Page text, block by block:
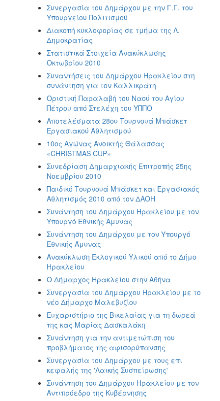
Συνεργασία του Δημάρχου με την Γ.Γ. του
Υπουργείου Πολιτισμού
Διακοπή κυκλοφορίας σε τμήμα της Λ.
Δημοκρατίας
Στατιστικά Στοιχεία Ανακύκλωσης
Οκτωβρίου 2010
Συναντήσεις του Δημάρχου Ηρακλείου στη
συνάντηση για τον Καλλικράτη
Οριστική Παραλαβή του Ναού του Αγίου
Πέτρου από Στελέχη του ΥΠΠΟ
Αποτελέσματα 28ου Τουρνουά Μπάσκετ
Εργασιακού Αθλητισμού
10ος Αγώνας Ανοικτής Θάλασσας
«CHRISTMAS CUP»
Συνεδρίαση Δημαρχιακής Επιτροπής 25ης
Νοεμβρίου 2010
Παιδικό Τουρνουά Μπάσκετ και Εργασιακός
Αθλητισμός 2010 από τον ΔΑΟΗ
Συνάντηση του Δημάρχου Ηρακλείου με τον
Υπουργό Εθνικής Άμυνας
Συνάντηση του Δημάρχου με τον Υπουργό
Εθνικής Άμυνας
Ανακύκλωση Εκλογικού Υλικού από το Δήμο
Ηρακλείου
Ο Δήμαρχος Ηρακλείου στην Αθήνα
Συνεργασία του Δημάρχου Ηρακλείου με το
νέο Δήμαρχο Μαλεβυζίου
Ευχαριστήριο της Βικελαίας για τη δωρεά
της κας Μαρίας Δασκαλάκη
Συνάντηση για την αντιμετώπιση του
προβλήματος της αφισορύπανσης
Συνεργασία του Δημάρχου με τους επι
κεφαλής της 'Λαικής Συσπείρωσης'
Συνάντηση του Δημάρχου Ηρακλείου με τον
Αντιπρόεδρο της Κυβέρνησης